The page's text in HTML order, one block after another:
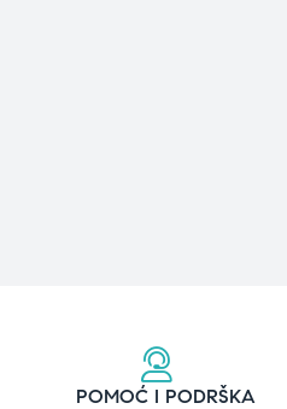
POMOĆ I PODRŠKA